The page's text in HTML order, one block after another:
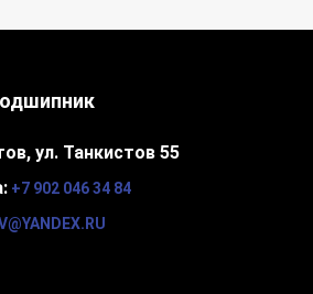
ул. Танкистов 55
+7 902 046 34 84